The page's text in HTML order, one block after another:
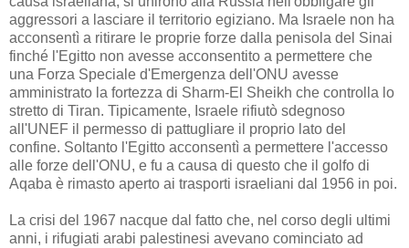
aggressori a lasciare il territorio egiziano. Ma Israele non ha
acconsentì a ritirare le proprie forze dalla penisola del Sinai
finché l'Egitto non avesse acconsentito a permettere che
una Forza Speciale d'Emergenza dell'ONU avesse
amministrato la fortezza di Sharm-El Sheikh che controlla lo
stretto di Tiran. Tipicamente, Israele rifiutò sdegnoso
all'UNEF il permesso di pattugliare il proprio lato del
confine. Soltanto l'Egitto acconsentì a permettere l'accesso
alle forze dell'ONU, e fu a causa di questo che il golfo di
Aqaba è rimasto aperto ai trasporti israeliani dal 1956 in poi.
La crisi del 1967 nacque dal fatto che, nel corso degli ultimi
anni, i rifugiati arabi palestinesi avevano cominciato ad